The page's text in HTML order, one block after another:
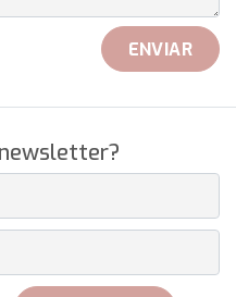
ENVIAR